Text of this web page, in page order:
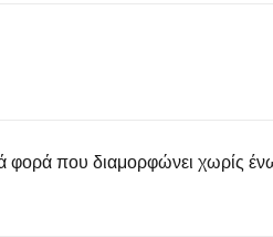
φορά που διαμορφώνει χωρίς